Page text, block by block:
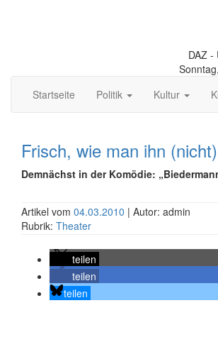
DAZ -
Startseite
Politik Kultur
Frisch, wie man ihn
Demnächst in der Komödie:
Artikel vom 04.03.2010 | Autor: admin
Rubrik: Theater
teilen
teilen
teilen